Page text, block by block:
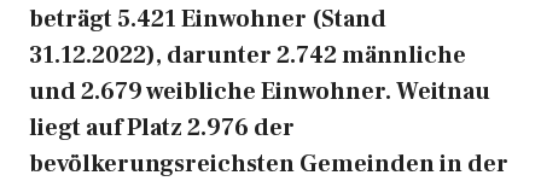
beträgt 5.421 Einwohner (Stand
31.12.2022), darunter 2.742 männliche
und 2.679 weibliche Einwohner. Weitnau
liegt auf Platz 2.976 der
bevölkerungsreichsten Gemeinden in der